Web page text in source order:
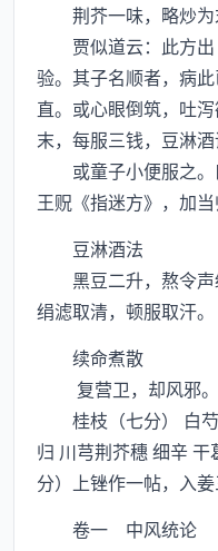
荆芥一味，略炒为
贾似道云：此方出
验。其子名顺者，病
直。或心眼倒筑，吐
末，每服三钱，豆淋酒
或童子小便服之。
王贶《指迷方》，加当
豆淋酒法
黑豆二升，熬令声
绢滤取清，顿服取汗。
续命煮散
复营卫，却风邪。
桂枝（七分） 白芍
归 川芎荆芥穗 细辛
分）上锉作一帖，入姜
卷一 中风统论